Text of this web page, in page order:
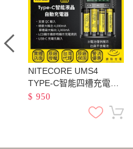
NITECORE UMS4
TYPE-C智能四槽充電器
QC3.0快充 18650 21700
鋰電池 AA AAA 鎳氫
$ 950